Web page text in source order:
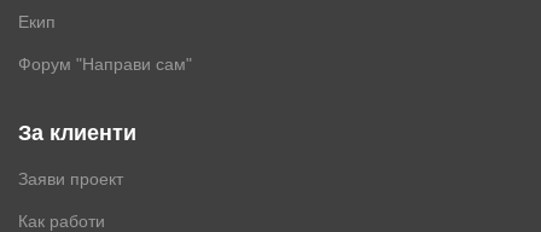
Екип
Форум "Направи сам"
За клиенти
Заяви проект
Как работи